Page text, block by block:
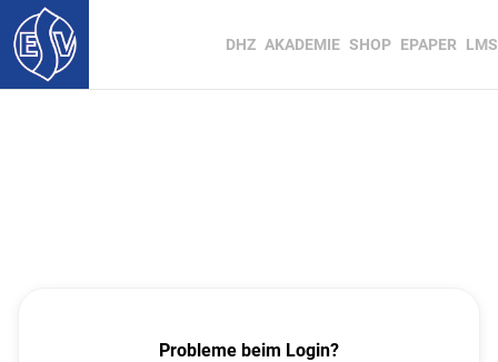
DHZ AKADEMIE SHOP EPAPER LMS
Probleme beim Login?